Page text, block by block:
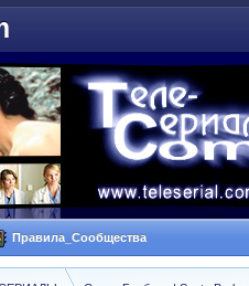
Правила_Сообщества